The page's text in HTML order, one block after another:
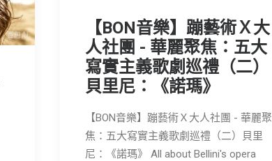
【BON音樂】蹦藝術Ｘ大
人社團 - 華麗聚焦：五大
寫實主義歌劇巡禮（二）
貝里尼：《諾瑪》
【BON音樂】蹦藝術Ｘ大人社團 - 華麗聚
焦：五大寫實主義歌劇巡禮（二）貝里
尼：《諾瑪》 All about Bellini's opera